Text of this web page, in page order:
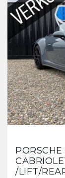
PORSCHE
/LIFT/